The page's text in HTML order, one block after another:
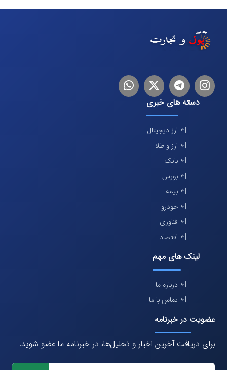
اینستاگرام
تلگرام توییترلینکدین
دسته های خبری
ارز دیجیتال
ارز و طلا
بانک
بورس
بیمه
خودرو
فناوری
اقتصاد
لینک های مهم
درباره ما
تماس با ما
عضویت در خبرنامه
برای دریافت آخرین اخبار و تحلیل‌ها، در خبرنامه ما عضو شوید.